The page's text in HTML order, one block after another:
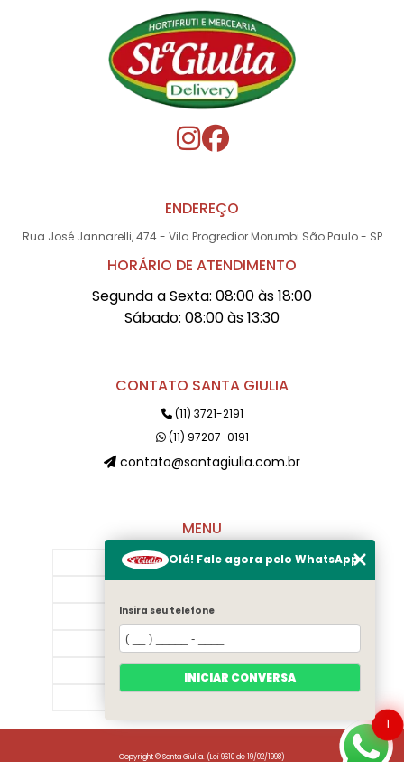
ENDEREÇO
Rua José Jannarelli, 474 - Vila Progredior Morumbi São Paulo - SP
HORÁRIO DE ATENDIMENTO
Segunda a Sexta: 08:00 às 18:00
Sábado: 08:00 às 13:30
CONTATO SANTA GIULIA
(11) 3721-2191
(11) 97207-0191
contato@santagiulia.com.br
MENU
Início
Galeria
Contato
Categorias
Mapa do site
Copyright © Santa Giulia. (Lei 9610 de 19/02/1998)
1
Olá! Fale agora pelo WhatsApp
Insira seu telefone
INICIAR CONVERSA